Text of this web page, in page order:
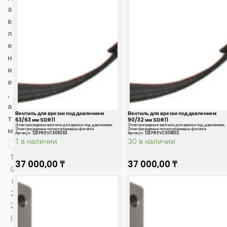
а
в
л
е
н
и
е
,
а
т
м
1
0
(
2
2
)
Вентиль для врезки под давлением
63/63 мм SDR11
Электросварные вентили для врезки под давлением,
Электросварные полиэтиленовые фитинги
Артикул: 12EPREVCE06363
1 в наличии
37 000,00 ₸
Вентиль для врезки под давлением
90/32 мм SDR11
Электросварные вентили для врезки под давлением,
Электросварные полиэтиленовые фитинги
Артикул: 12EPREVCE09032
30 в наличии
37 000,00 ₸